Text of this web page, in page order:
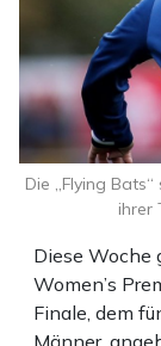
Diese Woche
Women’s
Finale, dem
Männer,
Die „Flying
ihrer